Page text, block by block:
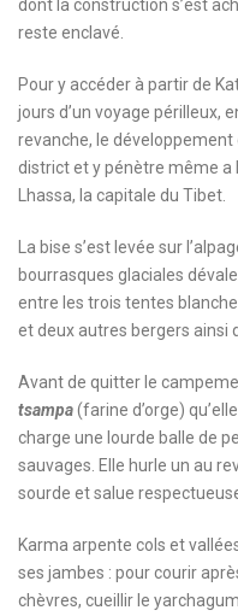
dont la construction s’est
reste enclavé.
Pour y accéder à partir de
jours d’un voyage périlleux,
revanche, le
district et y pénètre même
Lhassa, la capitale du Tibet.
La bise s’est levée sur
bourrasques glaciales
entre les trois tentes
et deux autres bergers ainsi
Avant de quitter le
tsampa(farine d’orge)
charge une lourde balle de
sauvages. Elle hurle un au
sourde et salue
Karma arpente cols et
ses jambes : pour courir
chèvres, cueillir le